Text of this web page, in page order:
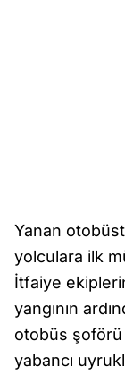
Yanan
yolculara ilk
İtfaiye
yangının
otobüs
yabancı